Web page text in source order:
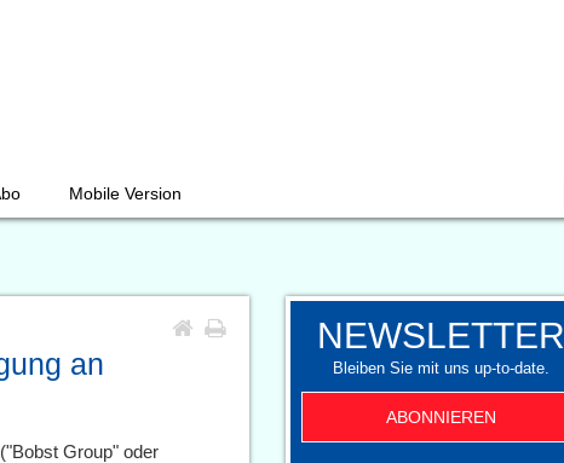
Mobile Version
an
Group" oder
NEWSLETTER
Bleiben Sie mit uns up-to-date.
ABONNIEREN